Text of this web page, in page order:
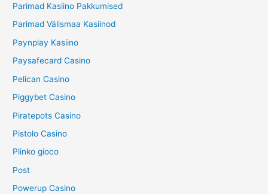
Parimad Kasiino Pakkumised
Parimad Välismaa Kasiinod
Paynplay Kasiino
Paysafecard Casino
Pelican Casino
Piggybet Casino
Piratepots Casino
Pistolo Casino
Plinko gioco
Post
Powerup Casino